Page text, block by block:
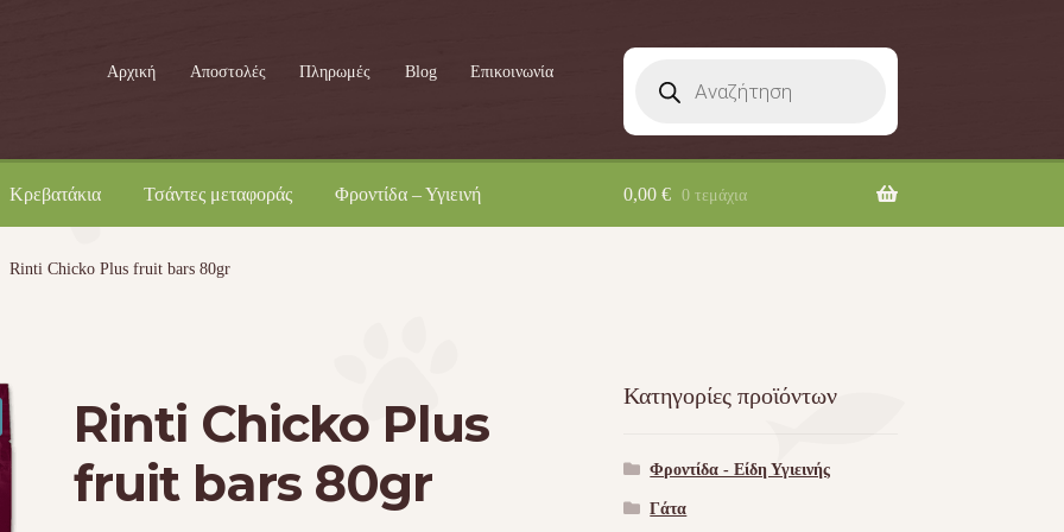
Αρχική Αποστολές Πληρωμές Blog Επικοινωνία
search
Κρεβατάκια Τσάντες μεταφοράς Φροντίδα – Υγιεινή 0,00 € 0 τεμάχια
Rinti Chicko Plus fruit bars 80gr
Rinti Chicko Plus
fruit bars 80gr
Κατηγορίες προϊόντων
Φροντίδα - Είδη Υγιεινής
Γάτα